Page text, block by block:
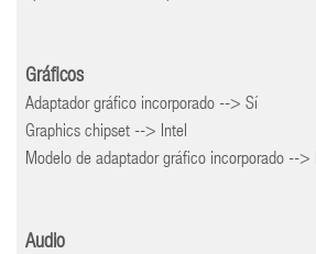
Gráficos
Adaptador gráfico incorporado --> Sí
Graphics chipset --> Intel
Modelo de adaptador gráfico incorporado --
Audio